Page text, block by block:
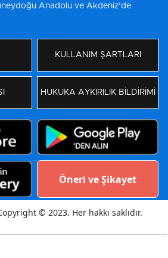
Anadolu ve Akdeniz’de
KULLANIM ŞARTLARI
HUKUKA AYKIRILIK BİLDİRİMİ
Öneri ve Şikayet
© 2023. Her hakkı saklıdır.